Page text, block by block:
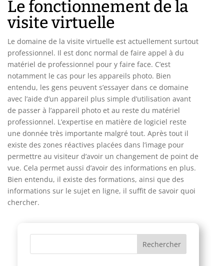
Le fonctionnement de la
visite virtuelle
Le domaine de la visite virtuelle est actuellement surtout
professionnel. Il est donc normal de faire appel à du
matériel de professionnel pour y faire face. C’est
notamment le cas pour les appareils photo. Bien
entendu, les gens peuvent s’essayer dans ce domaine
avec l’aide d’un appareil plus simple d’utilisation avant
de passer à l’appareil photo et au reste du matériel
professionnel. L’expertise en matière de logiciel reste
une donnée très importante malgré tout. Après tout il
existe des zones réactives placées dans l’image pour
permettre au visiteur d’avoir un changement de point de
vue. Cela permet aussi d’avoir des informations en plus.
Bien entendu, il existe des formations, ainsi que des
informations sur le sujet en ligne, il suffit de savoir quoi
chercher.